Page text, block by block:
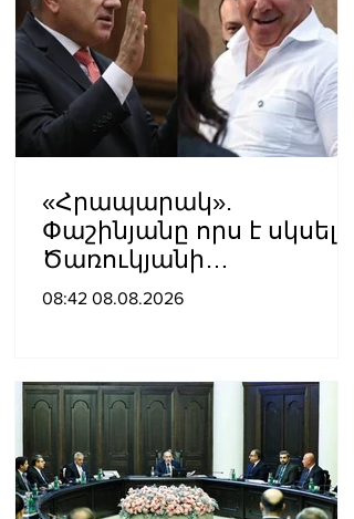
«Հրապարակ».
Փաշինյանը որս է սկսել
Ծառուկյանի
համախոհների
08:42 08.08.2026